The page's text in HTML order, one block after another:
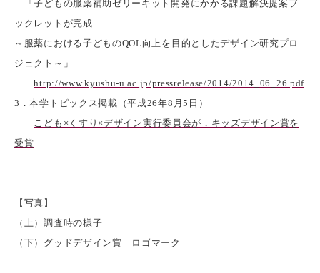
「子どもの服薬補助ゼリーキット開発にかかる課題解決提案ブ
ックレットが完成
～服薬における子どものQOL向上を目的としたデザイン研究プロ
ジェクト～」
http://www.kyushu-u.ac.jp/pressrelease/2014/2014_06_26.pdf
3．本学トピックス掲載（平成26年8月5日）
こども×くすり×デザイン実行委員会が，キッズデザイン賞を
受賞
【写真】
（上）調査時の様子
（下）グッドデザイン賞 ロゴマーク